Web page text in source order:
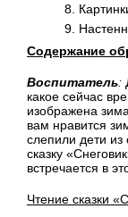
Содержание
Воспитатель:
какое сейчас
изображена
вам нравится
слепили дети
сказку
встречается в
Чтение сказки